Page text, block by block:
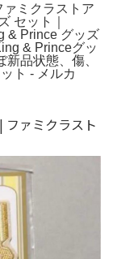
ミクラストア
セット｜
& Prince グッズ
& Princeグッ
新品状態、傷、
ト - メルカ